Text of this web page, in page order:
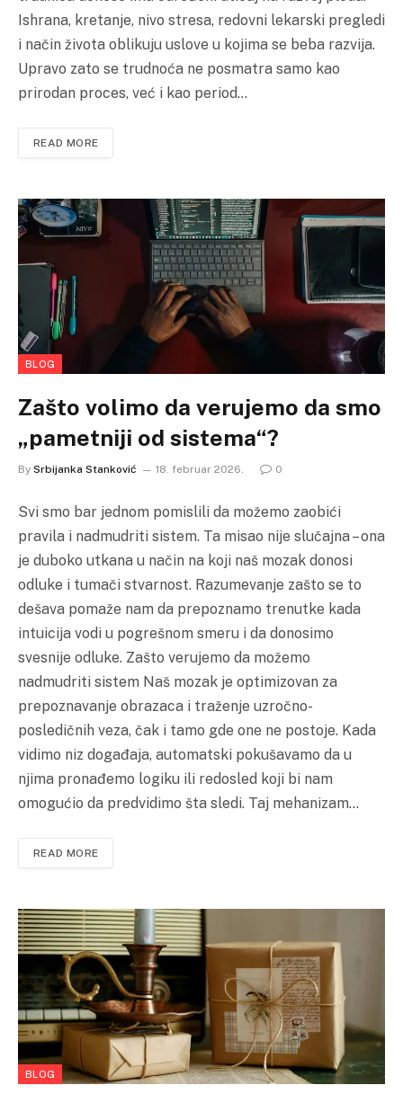
Ishrana, kretanje, nivo stresa, redovni lekarski pregledi
i način života oblikuju uslove u kojima se beba razvija.
Upravo zato se trudnoća ne posmatra samo kao
prirodan proces, već i kao period…
READ MORE
BLOG
Zašto volimo da verujemo da smo
„pametniji od sistema“?
By Srbijanka Stanković 18. februar 2026. 0
Svi smo bar jednom pomislili da možemo zaobići
pravila i nadmudriti sistem. Ta misao nije slučajna – ona
je duboko utkana u način na koji naš mozak donosi
odluke i tumači stvarnost. Razumevanje zašto se to
dešava pomaže nam da prepoznamo trenutke kada
intuicija vodi u pogrešnom smeru i da donosimo
svesnije odluke. Zašto verujemo da možemo
nadmudriti sistem Naš mozak je optimizovan za
prepoznavanje obrazaca i traženje uzročno-
posledičnih veza, čak i tamo gde one ne postoje. Kada
vidimo niz događaja, automatski pokušavamo da u
njima pronađemo logiku ili redosled koji bi nam
omogućio da predvidimo šta sledi. Taj mehanizam…
READ MORE
BLOG